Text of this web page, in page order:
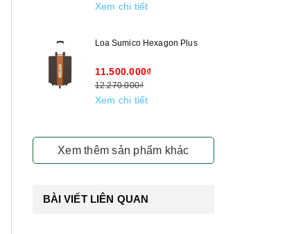
Xem chi tiết
Loa Sumico Hexagon Plus
11.500.000₫
12.270.000₫
Xem chi tiết
Xem thêm sản phẩm khác
BÀI VIẾT LIÊN QUAN